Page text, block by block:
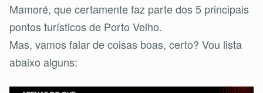
Mamoré, que certamente faz parte dos 5 principais
pontos turísticos de Porto Velho.
Mas, vamos falar de coisas boas, certo? Vou lista
abaixo alguns: